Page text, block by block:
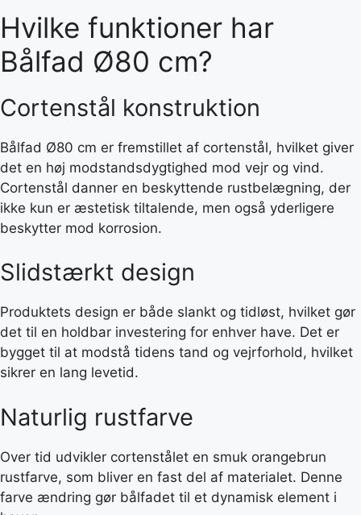
Hvilke funktioner har
Bålfad Ø80 cm?
Cortenstål konstruktion
Bålfad Ø80 cm er fremstillet af cortenstål, hvilket giver
det en høj modstandsdygtighed mod vejr og vind.
Cortenstål danner en beskyttende rustbelægning, der
ikke kun er æstetisk tiltalende, men også yderligere
beskytter mod korrosion.
Slidstærkt design
Produktets design er både slankt og tidløst, hvilket gør
det til en holdbar investering for enhver have. Det er
bygget til at modstå tidens tand og vejrforhold, hvilket
sikrer en lang levetid.
Naturlig rustfarve
Over tid udvikler cortenstålet en smuk orangebrun
rustfarve, som bliver en fast del af materialet. Denne
farve ændring gør bålfadet til et dynamisk element i